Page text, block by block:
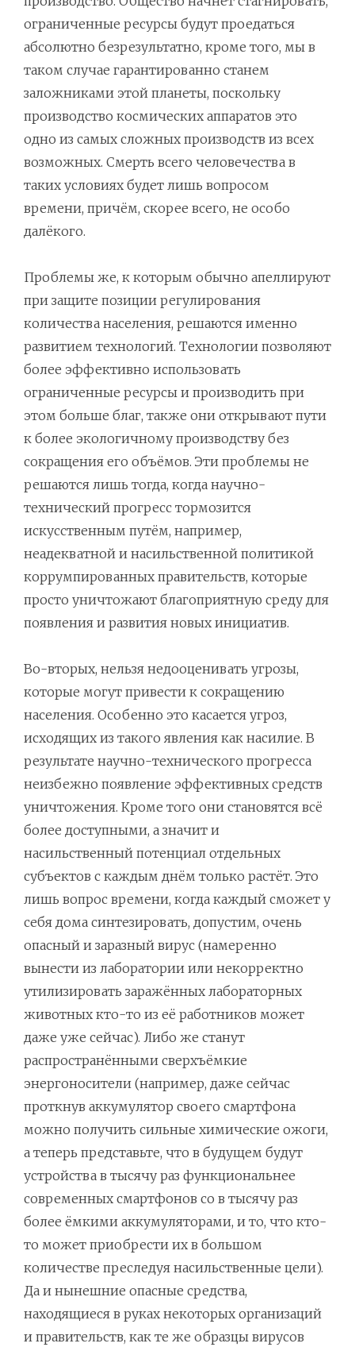
ограниченные ресурсы будут проедаться
абсолютно безрезультатно, кроме того, мы в
таком случае гарантированно станем
заложниками этой планеты, поскольку
производство космических аппаратов это
одно из самых сложных производств из всех
возможных. Смерть всего человечества в
таких условиях будет лишь вопросом
времени, причём, скорее всего, не особо
далёкого.
Проблемы же, к которым обычно апеллируют
при защите позиции регулирования
количества населения, решаются именно
развитием технологий. Технологии позволяют
более эффективно использовать
ограниченные ресурсы и производить при
этом больше благ, также они открывают пути
к более экологичному производству без
сокращения его объёмов. Эти проблемы не
решаются лишь тогда, когда научно-
технический прогресс тормозится
искусственным путём, например,
неадекватной и насильственной политикой
коррумпированных правительств, которые
просто уничтожают благоприятную среду для
появления и развития новых инициатив.
Во-вторых, нельзя недооценивать угрозы,
которые могут привести к сокращению
населения. Особенно это касается угроз,
исходящих из такого явления как насилие. В
результате научно-технического прогресса
неизбежно появление эффективных средств
уничтожения. Кроме того они становятся всё
более доступными, а значит и
насильственный потенциал отдельных
субъектов с каждым днём только растёт. Это
лишь вопрос времени, когда каждый сможет у
себя дома синтезировать, допустим, очень
опасный и заразный вирус (намеренно
вынести из лаборатории или некорректно
утилизировать заражённых лабораторных
животных кто-то из её работников может
даже уже сейчас). Либо же станут
распространёнными сверхъёмкие
энергоносители (например, даже сейчас
проткнув аккумулятор своего смартфона
можно получить сильные химические ожоги,
а теперь представьте, что в будущем будут
устройства в тысячу раз функциональнее
современных смартфонов со в тысячу раз
более ёмкими аккумуляторами, и то, что кто-
то может приобрести их в большом
количестве преследуя насильственные цели).
Да и нынешние опасные средства,
находящиеся в руках некоторых организаций
и правительств, как те же образцы вирусов